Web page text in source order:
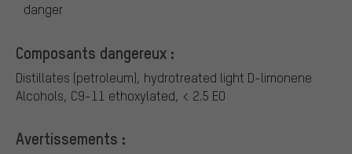
danger
Composants dangereux :
Distillates (petroleum), hydrotreated light D-limonene
Alcohols, C9-11 ethoxylated, < 2.5 EO
Avertissements :